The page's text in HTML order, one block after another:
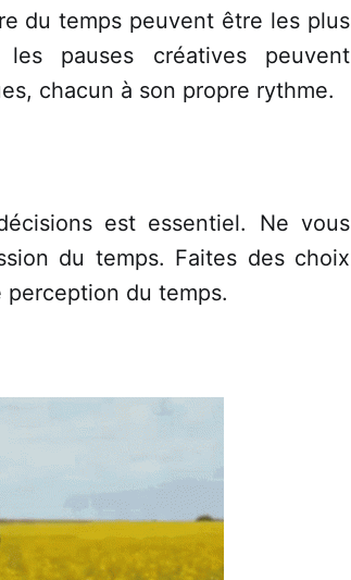
du temps peuvent être les plus
les pauses créatives peuvent
chacun à son propre rythme.
est essentiel. Ne vous
du temps. Faites des choix
du temps.